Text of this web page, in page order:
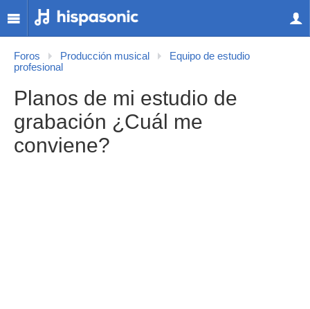
Foros Producción musical
Equipo de estudio
profesional
Planos de mi estudio de
grabación ¿Cuál me
conviene?